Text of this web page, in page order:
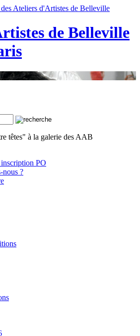
de Belleville
têtes" à la galerie des AAB
PO
nous ?